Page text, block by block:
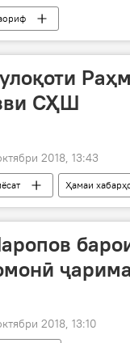
СҲШ
2018, 13:43
Ҳамаи
2018, 13:10